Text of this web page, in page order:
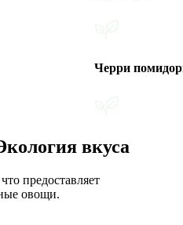
Черри помидоры
вкуса
предоставляет
овощи.